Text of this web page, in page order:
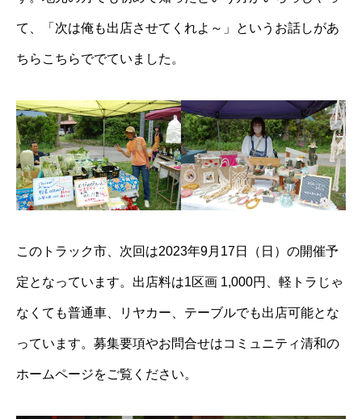
て、「次は俺も出店させてくれよ～」というお話しがあ
ちらこちらででていました。
このトラック市、次回は2023年9月17日（日）の開催予
定となっています。出店料は1区画 1,000円、軽トラじゃ
なくても普通車、リヤカー、テーブルでも出店可能とな
っています。募集要項やお問合せはコミュニティ清和の
ホームページをご覧ください。